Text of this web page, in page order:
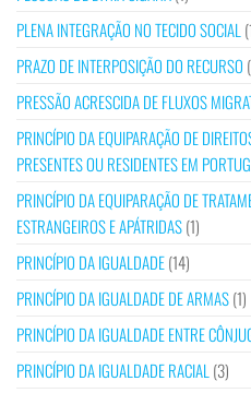
PLENA INTEGRAÇÃO NO TECIDO SOCIAL
PRAZO DE INTERPOSIÇÃO DO RECURSO
PRESSÃO ACRESCIDA DE FLUXOS
PRINCÍPIO DA EQUIPARAÇÃO DE
PRESENTES OU RESIDENTES EM
PRINCÍPIO DA EQUIPARAÇÃO DE
ESTRANGEIROS E APÁTRIDAS(1)
PRINCÍPIO DA IGUALDADE(14)
PRINCÍPIO DA IGUALDADE DE ARMAS(1)
PRINCÍPIO DA IGUALDADE ENTRE
PRINCÍPIO DA IGUALDADE RACIAL (3)